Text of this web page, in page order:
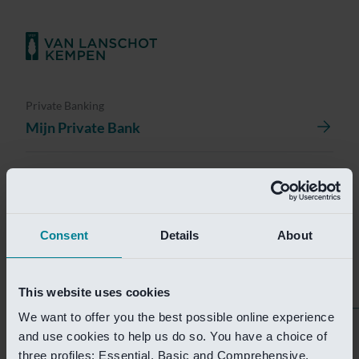
Consent Details About
This website uses cookies
We want to offer you the best possible online experience
and use cookies to help us do so. You have a choice of
three profiles: Essential, Basic and Comprehensive.
Private Banking
Mijn Private Bank
Investment Banking
Van Lanschot Kempen Research
Helaas is deze pagina